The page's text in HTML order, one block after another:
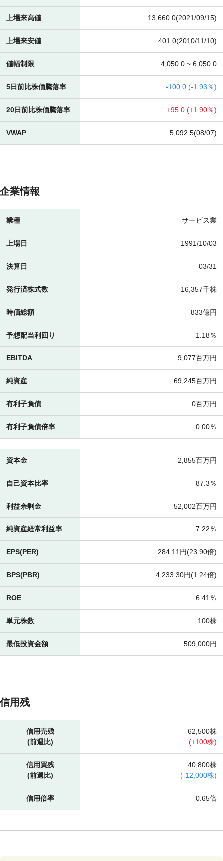
上場来高値 13,660.0(2021/09/15)
上場来安値 401.0(2010/11/10)
値幅制限 4,050.0 ~ 6,050.0
5日前比株価騰落率 -100.0 (-1.93％)
20日前比株価騰落率 +95.0 (+1.90％)
VWAP 5,092.5(08/07)
企業情報
業種 サービス業
上場日 1991/10/03
決算日 03/31
発行済株式数 16,357千株
時価総額 833億円
予想配当利回り 1.18％
EBITDA 9,077百万円
純資産 69,245百万円
有利子負債 0百万円
有利子負債倍率 0.00％
資本金 2,855百万円
自己資本比率 87.3％
利益余剰金 52,002百万円
純資産経常利益率 7.22％
EPS(PER) 284.11円(23.90倍)
BPS(PBR) 4,233.30円(1.24倍)
ROE 6.41％
単元株数 100株
最低投資金額 509,000円
信用残
信用売残
(前週比)
62,500株
(+100株)
信用買残
(前週比)
40,800株
(-12,000株)
信用倍率 0.65倍